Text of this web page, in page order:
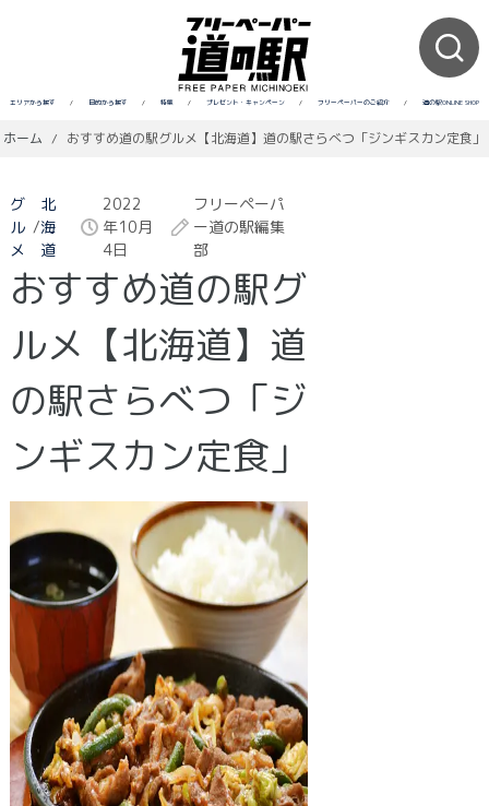
エリアから探す / 目的から探す / 特集 / プレゼント・キャンペーン / フリーペーパーのご紹介 / 道の駅ONLINE SHOP
ホーム / おすすめ道の駅グルメ【北海道】道の駅さらべつ「ジンギスカン定食」
グ
ル
メ
/
北
海
道
2022
年10月
4日
フリーペーパ
ー道の駅編集
部
おすすめ道の駅グ
ルメ【北海道】道
の駅さらべつ「ジ
ンギスカン定食」